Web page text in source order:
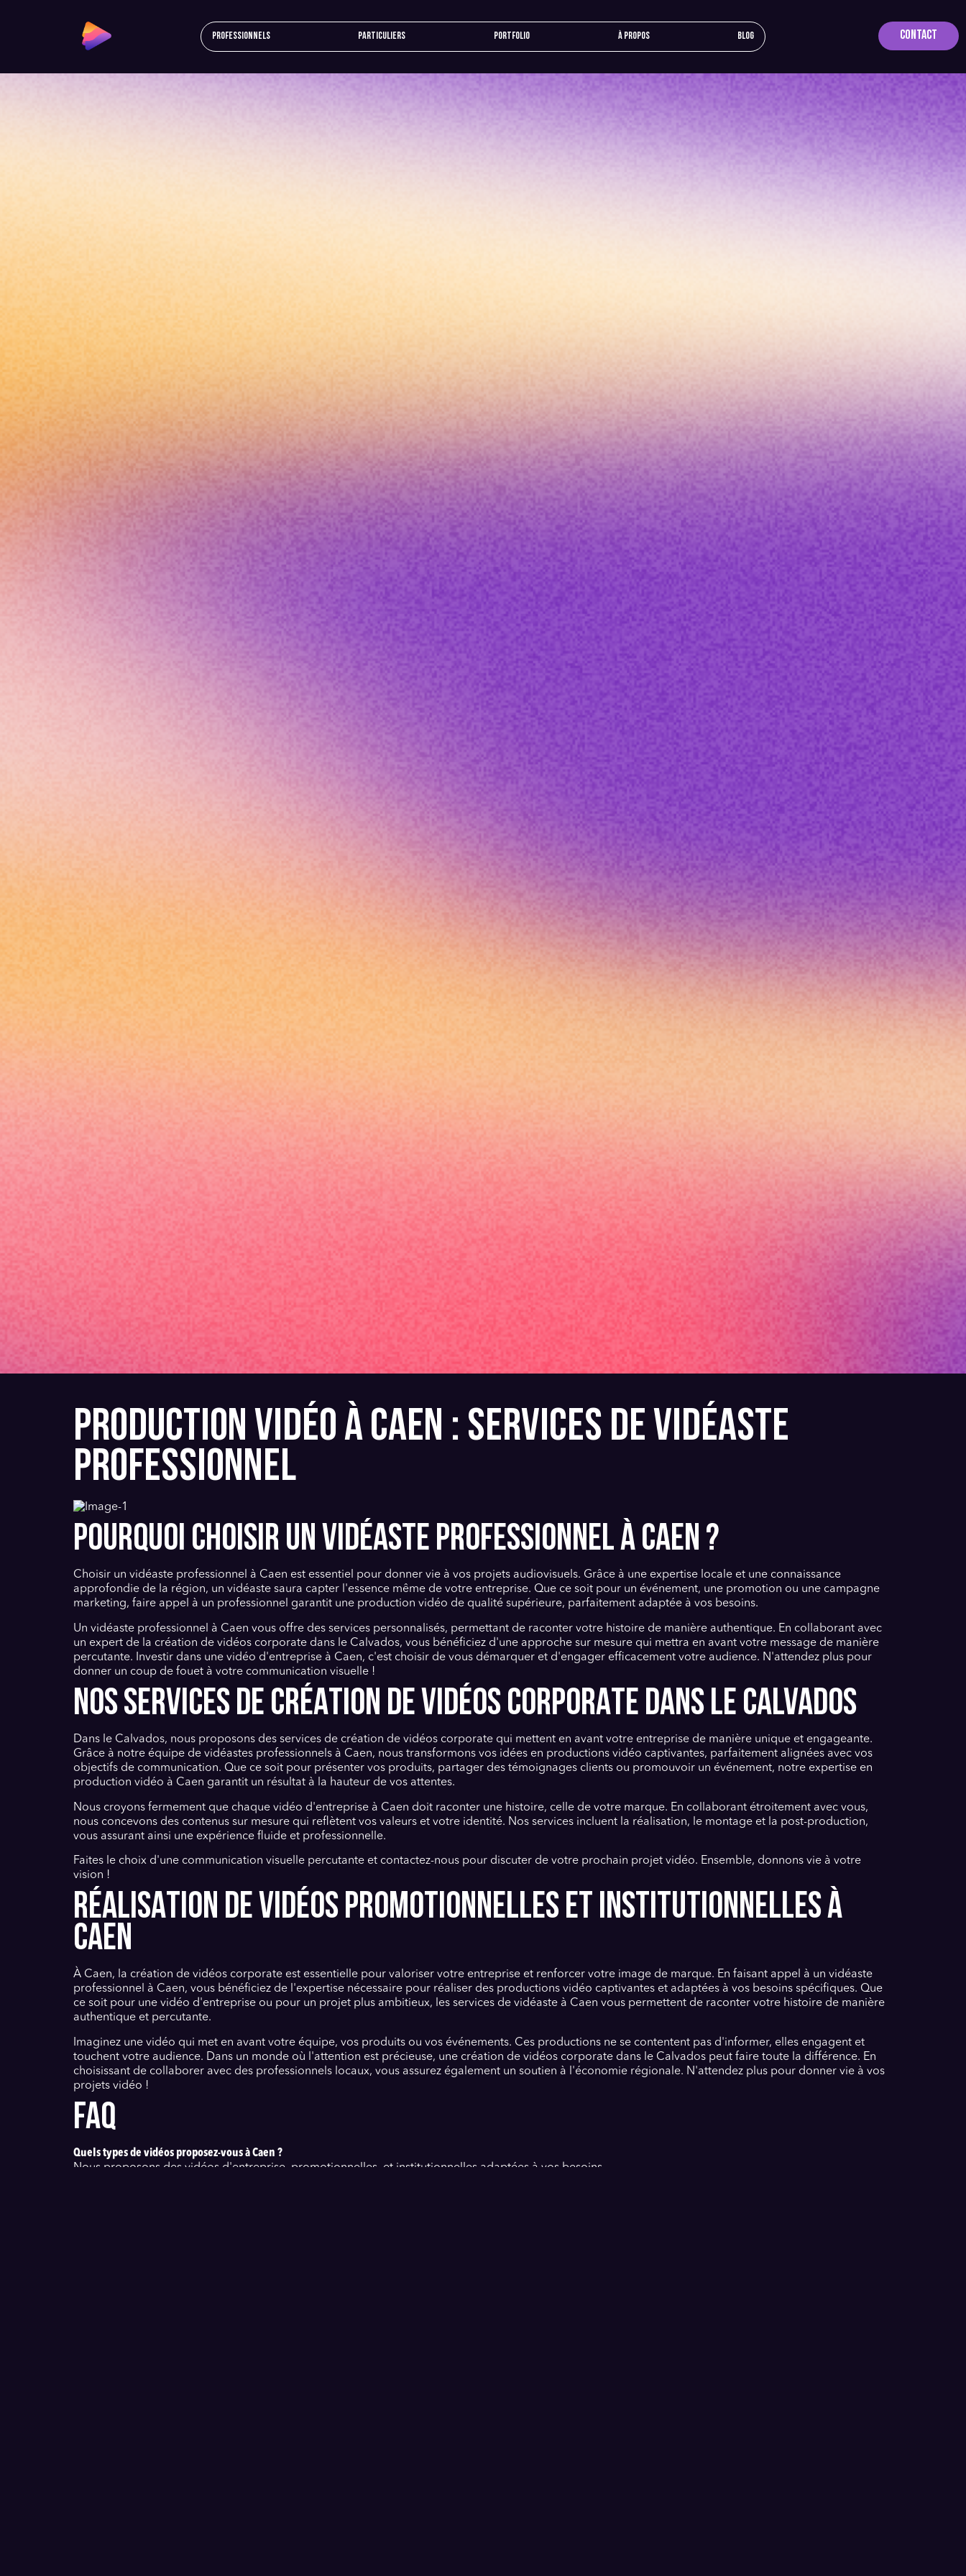
Professionnels Particuliers Portfolio À propos Blog Contact
PRODUCTION VIDÉO À CAEN : SERVICES DE VIDÉASTE
PROFESSIONNEL
POURQUOI CHOISIR UN VIDÉASTE PROFESSIONNEL À CAEN ?
Choisir un vidéaste professionnel à Caen est essentiel pour donner vie à vos projets audiovisuels. Grâce à une expertise locale et une connaissance
approfondie de la région, un vidéaste saura capter l'essence même de votre entreprise. Que ce soit pour un événement, une promotion ou une campagne
marketing, faire appel à un professionnel garantit une production vidéo de qualité supérieure, parfaitement adaptée à vos besoins.
Un vidéaste professionnel à Caen vous offre des services personnalisés, permettant de raconter votre histoire de manière authentique. En collaborant avec
un expert de la création de vidéos corporate dans le Calvados, vous bénéficiez d'une approche sur mesure qui mettra en avant votre message de manière
percutante. Investir dans une vidéo d'entreprise à Caen, c'est choisir de vous démarquer et d'engager efficacement votre audience. N'attendez plus pour
donner un coup de fouet à votre communication visuelle !
NOS SERVICES DE CRÉATION DE VIDÉOS CORPORATE DANS LE CALVADOS
Dans le Calvados, nous proposons des services de création de vidéos corporate qui mettent en avant votre entreprise de manière unique et engageante.
Grâce à notre équipe de vidéastes professionnels à Caen, nous transformons vos idées en productions vidéo captivantes, parfaitement alignées avec vos
objectifs de communication. Que ce soit pour présenter vos produits, partager des témoignages clients ou promouvoir un événement, notre expertise en
production vidéo à Caen garantit un résultat à la hauteur de vos attentes.
Nous croyons fermement que chaque vidéo d'entreprise à Caen doit raconter une histoire, celle de votre marque. En collaborant étroitement avec vous,
nous concevons des contenus sur mesure qui reflètent vos valeurs et votre identité. Nos services incluent la réalisation, le montage et la post-production,
vous assurant ainsi une expérience fluide et professionnelle.
Faites le choix d'une communication visuelle percutante et contactez-nous pour discuter de votre prochain projet vidéo. Ensemble, donnons vie à votre
vision !
RÉALISATION DE VIDÉOS PROMOTIONNELLES ET INSTITUTIONNELLES À
CAEN
À Caen, la création de vidéos corporate est essentielle pour valoriser votre entreprise et renforcer votre image de marque. En faisant appel à un vidéaste
professionnel à Caen, vous bénéficiez de l'expertise nécessaire pour réaliser des productions vidéo captivantes et adaptées à vos besoins spécifiques. Que
ce soit pour une vidéo d'entreprise ou pour un projet plus ambitieux, les services de vidéaste à Caen vous permettent de raconter votre histoire de manière
authentique et percutante.
Imaginez une vidéo qui met en avant votre équipe, vos produits ou vos événements. Ces productions ne se contentent pas d'informer, elles engagent et
touchent votre audience. Dans un monde où l'attention est précieuse, une création de vidéos corporate dans le Calvados peut faire toute la différence. En
choisissant de collaborer avec des professionnels locaux, vous assurez également un soutien à l'économie régionale. N'attendez plus pour donner vie à vos
projets vidéo !
FAQ
Quels types de vidéos proposez-vous à Caen ?
Nous proposons des vidéos d'entreprise, promotionnelles, et institutionnelles adaptées à vos besoins.